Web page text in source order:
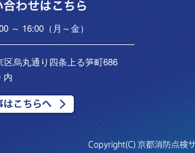
～ 16:00（月～金）
区烏丸通り四条上る笋町686
内